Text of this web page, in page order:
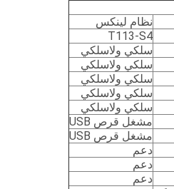
نظام لينكس
T113-S4
سلكي ولاسلكي
سلكي ولاسلكي
سلكي ولاسلكي
سلكي ولاسلكي
سلكي ولاسلكي
مشغل قرص USB
مشغل قرص USB
دعم
دعم
دعم